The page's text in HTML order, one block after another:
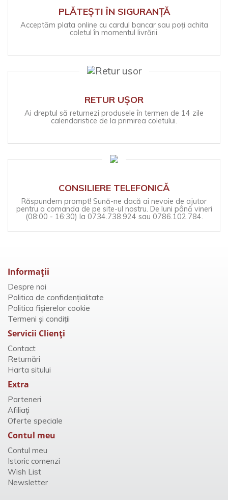
PLĂTEȘTI ÎN SIGURANȚĂ
Acceptăm plata online cu cardul bancar sau poți achita
coletul în momentul livrării.
RETUR UȘOR
Ai dreptul să returnezi produsele în termen de 14 zile
calendaristice de la primirea coletului.
CONSILIERE TELEFONICĂ
Răspundem prompt! Sună-ne dacă ai nevoie de ajutor
pentru a comanda de pe site-ul nostru. De luni până vineri
(08:00 - 16:30) la 0734.738.924 sau 0786.102.784.
Informaţii
Despre noi
Politica de confidențialitate
Politica fișierelor cookie
Termeni și condiții
Servicii Clienţi
Contact
Returnări
Harta sitului
Extra
Parteneri
Afiliaţi
Oferte speciale
Contul meu
Contul meu
Istoric comenzi
Wish List
Newsletter